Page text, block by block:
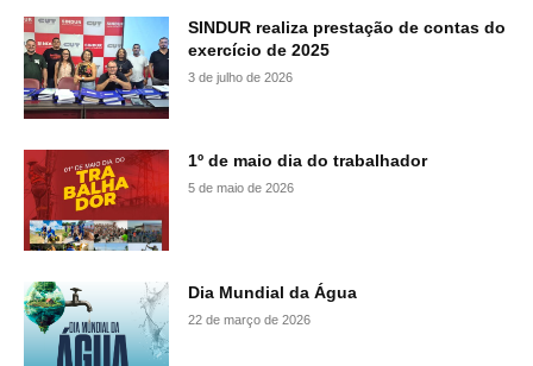
SINDUR realiza prestação de contas do
exercício de 2025
3 de julho de 2026
1º de maio dia do trabalhador
5 de maio de 2026
Dia Mundial da Água
22 de março de 2026